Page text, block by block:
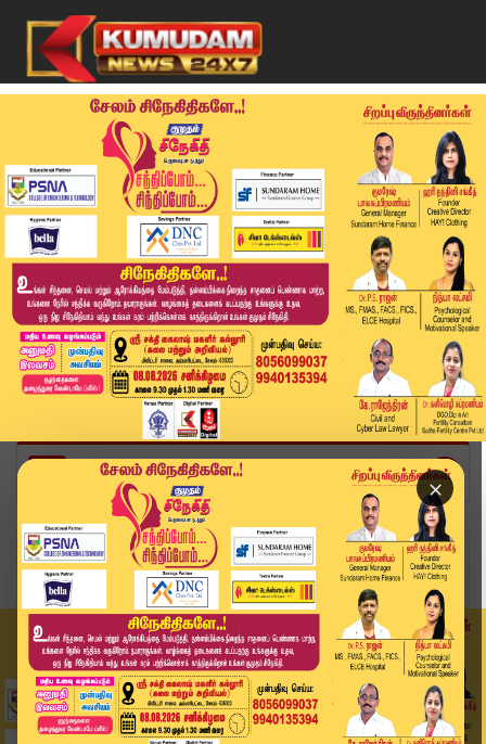
×
Home
வீடியோ ஸ்டோரி
விஜய் முன்னிலையில் தவெகவில் இணைந்தார் வெல்லமண்ட...